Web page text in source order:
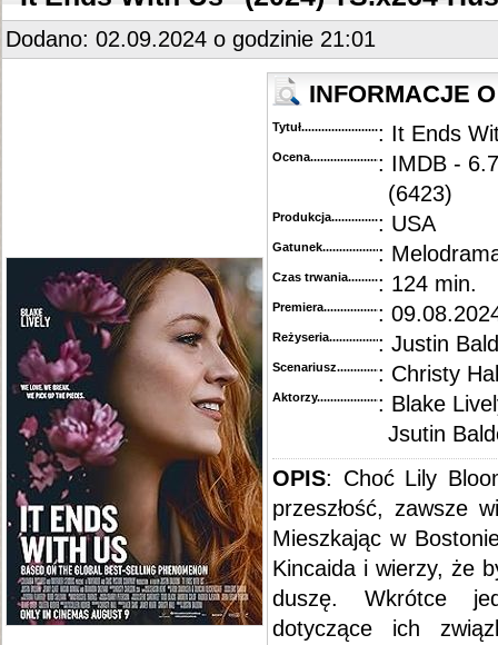
Dodano: 02.09.2024 o godzinie 21:01
INFORMACJE
Tytuł............................................
: It Ends
Ocena.............................................
: IMDB -
(6423)
Produkcja.........................................
: USA
Gatunek...........................................
:
Czas trwania......................................
: 124 min.
Premiera..........................................
:
Reżyseria........................................
: Justin
Scenariusz........................................
: Christy
Aktorzy...........................................
: Blake
Jsutin
OPIS: Choć Lily
przeszłość, zawsze
Mieszkając w
Kincaida i wierzy, że
duszę. Wkrótce
dotyczące ich